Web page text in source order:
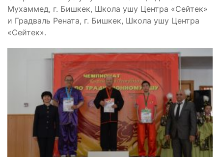
Мухаммед, г. Бишкек, Школа ушу Центра «Сейтек»
и Градваль Рената, г. Бишкек, Школа ушу Центра
«Сейтек».